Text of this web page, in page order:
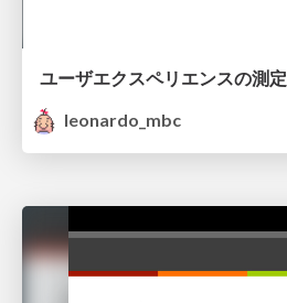
ユーザエクスペリエンスの測定
leonardo_mbc